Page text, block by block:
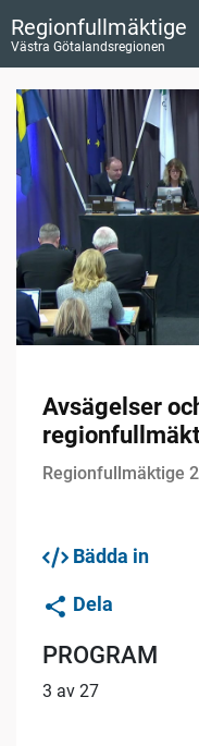
Regionfullmäktige
Västra Götalandsregionen
Avsägelser
Regionfullmäktige
Bädda in
Dela
PROGRAM
3 av 27